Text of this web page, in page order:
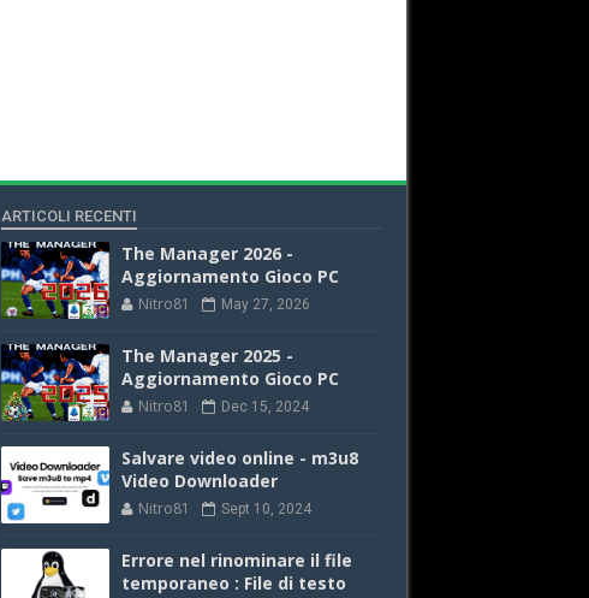
ARTICOLI RECENTI
The Manager 2026 -
Aggiornamento Gioco PC
Nitro81 May 27, 2026
The Manager 2025 -
Aggiornamento Gioco PC
Nitro81 Dec 15, 2024
Salvare video online - m3u8
Video Downloader
Nitro81 Sept 10, 2024
Errore nel rinominare il file
temporaneo : File di testo